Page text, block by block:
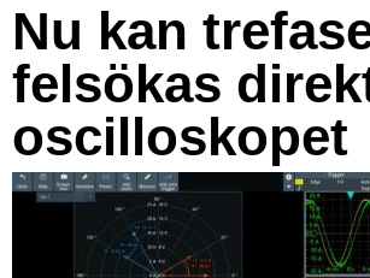
Nu kan
felsökas
oscilloskopet